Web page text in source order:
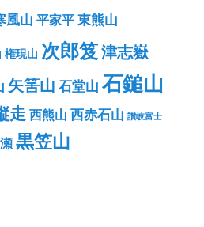
風山 平家平東熊山
権現山 次郎笈津志嶽
矢筈山 石堂山 石鎚山
走西熊山 西赤石山 讃岐富士
黒笠山